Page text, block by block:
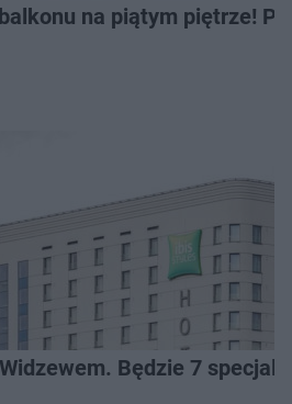
na piątym piętrze!
Będzie 7